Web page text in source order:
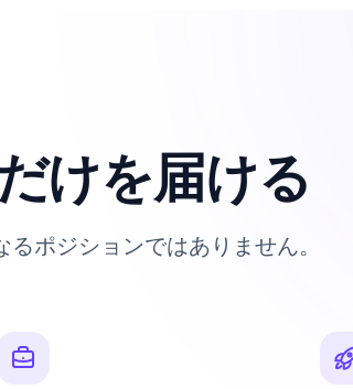
けを届ける
ポジションではありません。